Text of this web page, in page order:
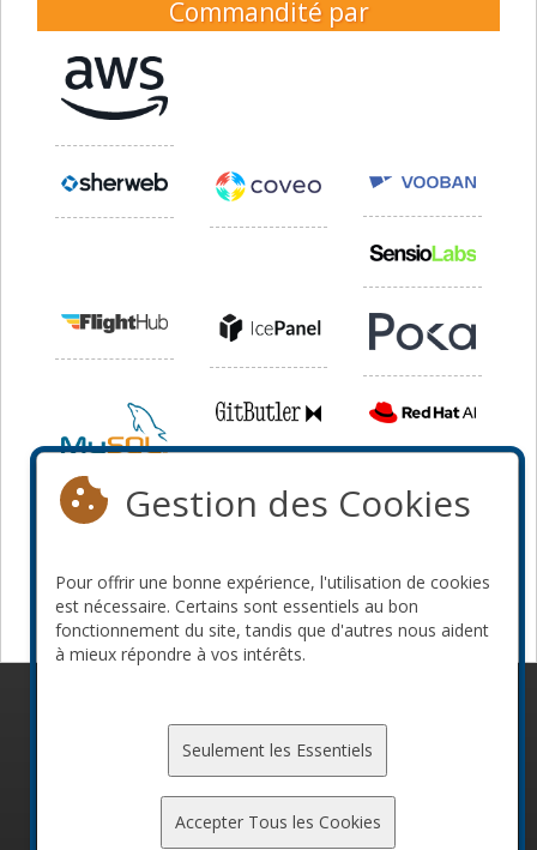
Commandité par
Gestion des Cookies
Pour offrir une bonne expérience, l'utilisation de cookies
est nécessaire. Certains sont essentiels au bon
fonctionnement du site, tandis que d'autres nous aident
à mieux répondre à vos intérêts.
Seulement les Essentiels
Accepter Tous les Cookies